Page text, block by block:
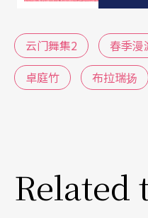
身，并且在改编的《男
基本动作，与另外四位
舞。舞到最后，计时器
此舞作在台湾的演出
云门舞集2 春季漫
卓庭竹
布拉瑞扬
Related